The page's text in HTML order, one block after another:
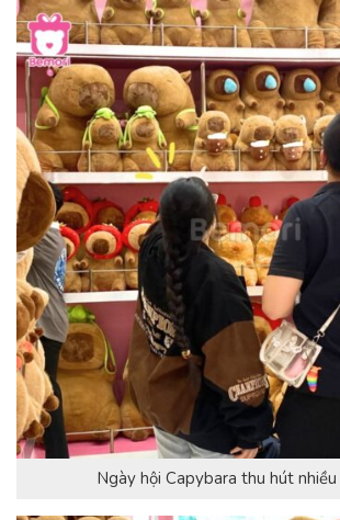
Ngày hội Capybara thu hút